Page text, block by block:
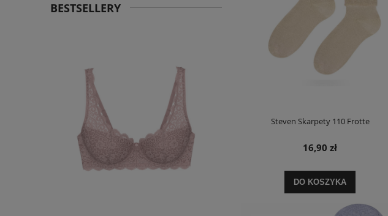
BESTSELLERY
Steven Skarpety 110 Frotte
16,90 zł
DO KOSZYKA